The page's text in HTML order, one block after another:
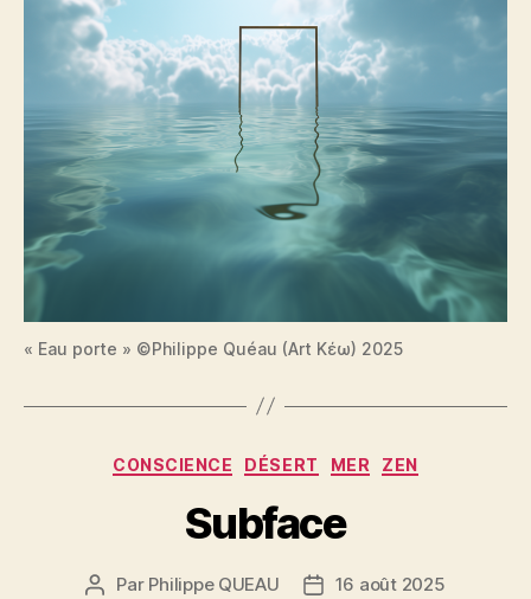
« Eau porte » ©Philippe Quéau (Art Κέω) 2025
Catégories
CONSCIENCE DÉSERT MER ZEN
Subface
Auteur
Par Philippe QUEAU
Date16 août 2025